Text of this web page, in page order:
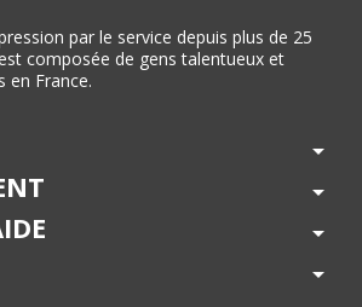
par le service depuis plus de 25
composée de gens talentueux et
en France.
arrow_drop_down
arrow_drop_down
arrow_drop_down
arrow_drop_down